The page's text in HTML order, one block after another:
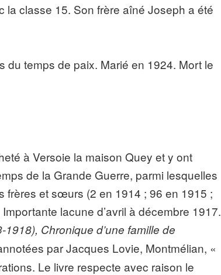
la classe 15. Son frère aîné Joseph a été
du temps de paix. Marié en 1924. Mort le
à Versoie la maison Quey et y ont
de la Grande Guerre, parmi lesquelles
frères et sœurs (2 en 1914 ; 96 en 1915 ;
lacune d’avril à décembre 1917.
Chronique d’une famille de
par Jacques Lovie, Montmélian, «
Le livre respecte avec raison le